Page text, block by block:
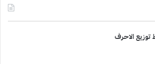
توزيع الاحرف